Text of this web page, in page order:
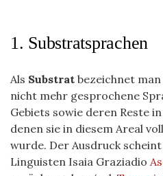
1. Substratsprachen
Als Substrat bezeichnet
nicht mehr gesprochene
Gebiets sowie deren Reste
denen sie in diesem Areal
wurde. Der Ausdruck
Linguisten Isaia Graziadio